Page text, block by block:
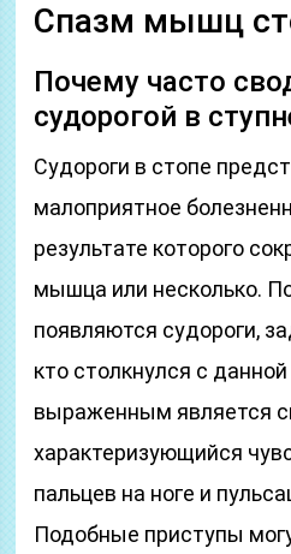
Спазм мышц
Почему часто
судорогой в
Судороги в стопе
малоприятное
результате которого
мышца или несколько.
появляются судороги,
кто столкнулся с
выраженным является
характеризующийся
пальцев на ноге и
Подобные приступы